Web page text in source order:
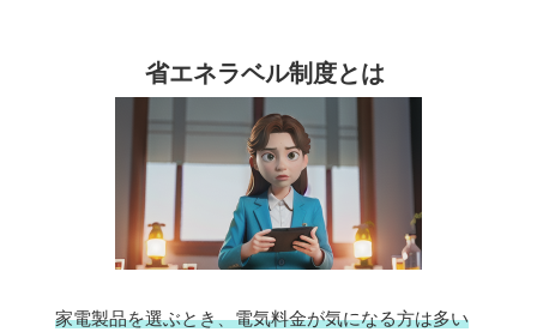
省エネラベル制度とは
家電製品を選ぶとき、電気料金が気になる方は多い